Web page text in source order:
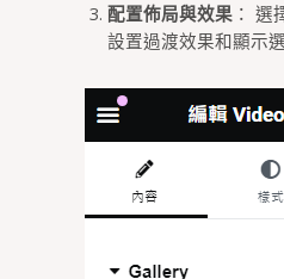
配置佈局與效果： 選
設置過渡效果和顯示